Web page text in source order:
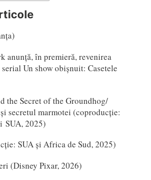
anunță, în premieră, revenirea
Un show obișnuit: Casetele
the Secret of the Groundhog/
secretul marmotei (coproducție:
SUA, 2025)
SUA și Africa de Sud, 2025)
(Disney Pixar, 2026)